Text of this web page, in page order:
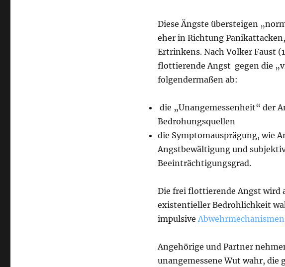
Diese Ängste übersteigen
eher in Richtung
Ertrinkens. Nach Volker Faust
flottierende Angst gegen die
folgendermaßen ab:
die „Unangemessenheit“ der
Bedrohungsquellen
die Symptomausprägung, wie
Angstbewältigung und
Beeinträchtigungsgrad.
Die frei flottierende Angst wird
existentieller Bedrohlichkeit
impulsive Abwehrmechanismen
Angehörige und Partner
unangemessene Wut wahr, die